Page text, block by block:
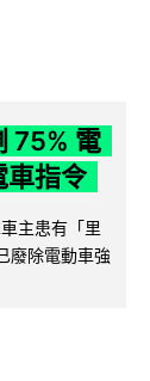
75% 電
車指令
主患有「里
廢除電動車強